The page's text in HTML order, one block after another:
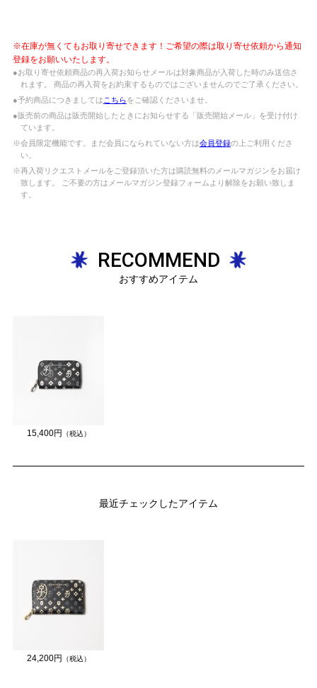
※在庫が無くてもお取り寄せできます！ご希望の際は取り寄せ依頼から通知
登録をお願いいたします。
●お取り寄せ依頼商品の再入荷お知らせメールは対象商品が入荷した時のみ送信さ
れます。 商品の再入荷をお約束するものではございませんのでご了承ください。
●予約商品につきましては こちらをご確認くださいませ。
●販売前の商品は販売開始したときにお知らせする「販売開始メール」を受け付け
ています。
※会員限定機能です。まだ会員になられていない方は会員登録の上ご利用くださ
い。
※再入荷リクエストメールをご登録頂いた方は購読無料のメールマガジンをお届け
致します。 ご不要の方はメールマガジン登録フォームより解除をお願い致しま
す。
RECOMMEND
おすすめアイテム
15,400円 （税込）
最近チェックしたアイテム
24,200円 （税込）